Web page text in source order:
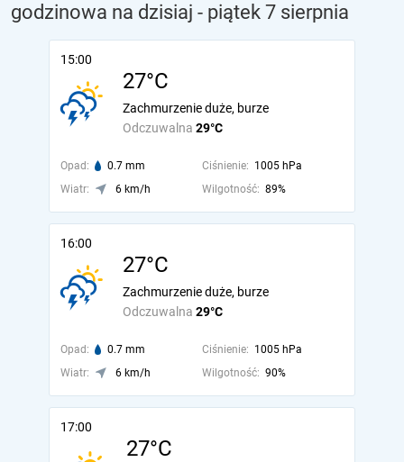
godzinowa na dzisiaj - piątek 7 sierpnia
15:00
27°C
Odczuwalna 29°C
Zachmurzenie duże, burze
Opad: 0.7 mm Ciśnienie: 1005 hPa
Wiatr:
6 km/h Wilgotność: 89%
16:00
27°C
Odczuwalna 29°C
Zachmurzenie duże, burze
Opad: 0.7 mm Ciśnienie: 1005 hPa
Wiatr:
6 km/h Wilgotność: 90%
17:00
27°C